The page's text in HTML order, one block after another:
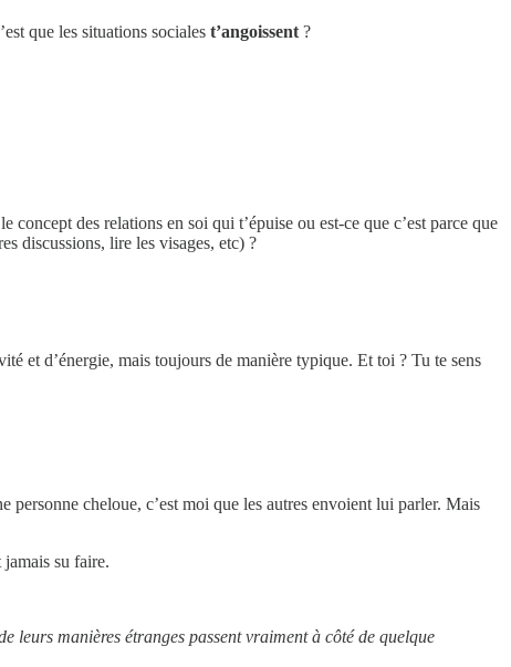
que les situations sociales t’angoissent ?
concept des relations en soi qui t’épuise ou est-ce que c’est parce que
discussions, lire les visages, etc) ?
et d’énergie, mais toujours de manière typique. Et toi ? Tu te sens
personne cheloue, c’est moi que les autres envoient lui parler. Mais
su faire.
leurs manières étranges passent vraiment à côté de quelque